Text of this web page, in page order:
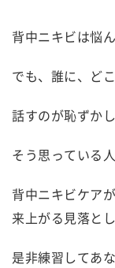
背中ニキビは悩
でも、誰に、ど
話すのが恥ずかし
そう思っている
背中ニキビケア
来上がる見落と
是非練習してあ